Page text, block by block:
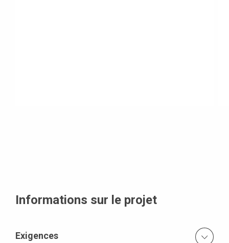
Informations sur le projet
Exigences